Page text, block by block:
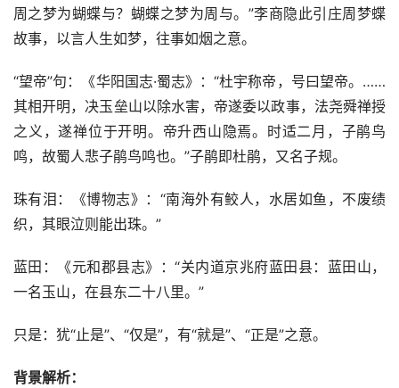
周之梦为蝴蝶与？蝴蝶之梦为周与。”李商隐此引庄周梦蝶
故事，以言人生如梦，往事如烟之意。
“望帝”句：《华阳国志·蜀志》：“杜宇称帝，号曰望帝。……
其相开明，决玉垒山以除水害，帝遂委以政事，法尧舜禅授
之义，遂禅位于开明。帝升西山隐焉。时适二月，子鹃鸟
鸣，故蜀人悲子鹃鸟鸣也。”子鹃即杜鹃，又名子规。
珠有泪：《博物志》：“南海外有鲛人，水居如鱼，不废绩
织，其眼泣则能出珠。”
蓝田：《元和郡县志》：“关内道京兆府蓝田县：蓝田山，
一名玉山，在县东二十八里。”
只是：犹“止是”、“仅是”，有“就是”、“正是”之意。
背景解析：